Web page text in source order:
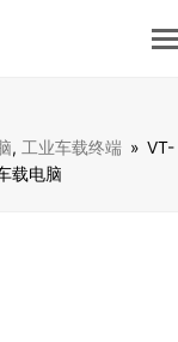
, 工业车载终端 » VT-
载电脑